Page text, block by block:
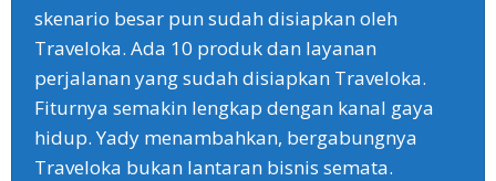
skenario besar pun sudah disiapkan oleh
Traveloka. Ada 10 produk dan layanan
perjalanan yang sudah disiapkan Traveloka.
Fiturnya semakin lengkap dengan kanal gaya
hidup. Yady menambahkan, bergabungnya
Traveloka bukan lantaran bisnis semata.